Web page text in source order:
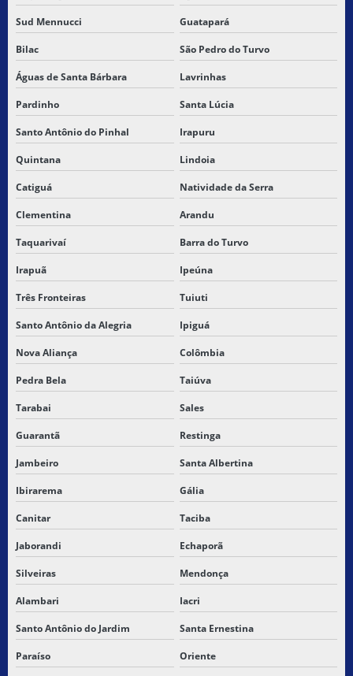
Sud Mennucci Guatapará
Bilac São Pedro do Turvo
Águas de Santa Bárbara Lavrinhas
Pardinho Santa Lúcia
Santo Antônio do Pinhal Irapuru
Quintana Lindoia
Catiguá Natividade da Serra
Clementina Arandu
Taquarivaí Barra do Turvo
Irapuã Ipeúna
Três Fronteiras Tuiuti
Santo Antônio da Alegria Ipiguá
Nova Aliança Colômbia
Pedra Bela Taiúva
Tarabai Sales
Guarantã Restinga
Jambeiro Santa Albertina
Ibirarema Gália
Canitar Taciba
Jaborandi Echaporã
Silveiras Mendonça
Alambari Iacri
Santo Antônio do Jardim Santa Ernestina
Paraíso Oriente